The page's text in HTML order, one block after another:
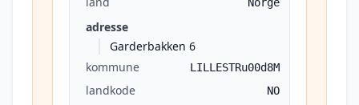
adresse
Garderbakken 6
kommune
LILLESTRu00d8M
landkode NO